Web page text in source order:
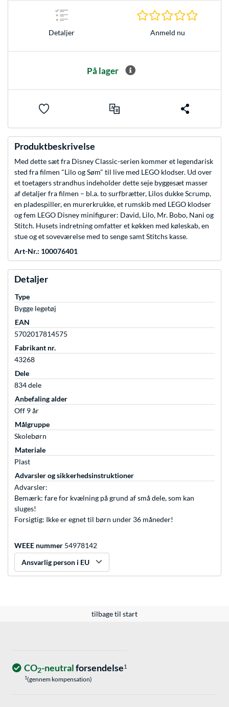
Detaljer Anmeld nu
På lager
Produktbeskrivelse
Med dette sæt fra Disney Classic-serien kommer et legendarisk
sted fra filmen "Lilo og Søm" til live med LEGO klodser. Ud over
et toetagers strandhus indeholder dette seje byggesæt masser
af detaljer fra filmen – bl.a. to surfbrætter, Lilos dukke Scrump,
en pladespiller, en murerkrukke, et rumskib med LEGO klodser
og fem LEGO Disney minifigurer: David, Lilo, Mr. Bobo, Nani og
Stitch. Husets indretning omfatter et køkken med køleskab, en
stue og et soveværelse med to senge samt Stitchs kasse.
Art-Nr.: 100076401
Detaljer
Type
Bygge legetøj
EAN
5702017814575
Fabrikant nr.
43268
Dele
834 dele
Anbefaling alder
Off 9 år
Målgruppe
Skolebørn
Materiale
Plast
Advarsler og sikkerhedsinstruktioner
Advarsler:
Bemærk: fare for kvælning på grund af små dele, som kan
sluges!
Forsigtig: Ikke er egnet til børn under 36 måneder!
WEEE nummer 54978142
Ansvarlig person i EU
tilbage til start
CO2-neutralforsendelse1
1(gennem kompensation)